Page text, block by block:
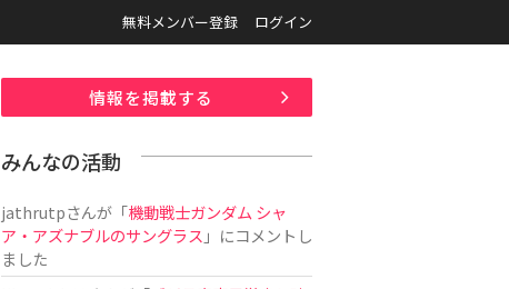
無料メンバー登録 ログイン
情報を掲載する
みんなの活動
jathrutpさんが「機動戦士ガンダム シャ
ア・アズナブルのサングラス 」にコメントし
ました